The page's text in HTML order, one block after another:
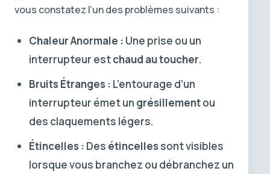
vous constatez l’un des problèmes suivants :
Chaleur Anormale : Une prise ou un
interrupteur estchaud au toucher.
Bruits Étranges : L’entourage d’un
interrupteur émet un grésillementou
des claquements légers.
Étincelles : Des étincelles sont visibles
lorsque vous branchez ou débranchez un